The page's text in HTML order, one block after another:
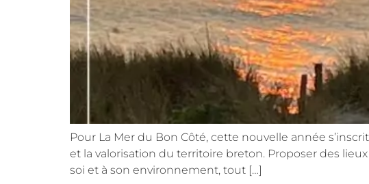
Pour La Mer du Bon Côté, cette nouvelle année
et la valorisation du territoire breton. Proposer des
soi et à son environnement, tout […]